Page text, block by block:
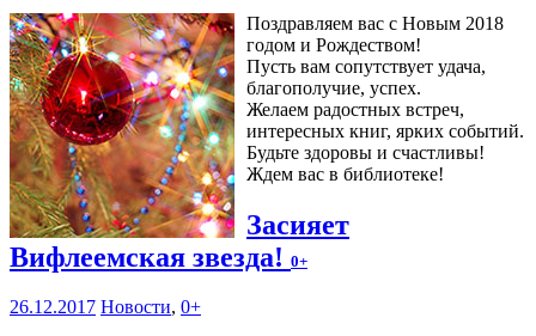
Поздравляем вас с Новым 2018
годом и Рождеством!
Пусть вам сопутствует удача,
благополучие, успех.
Желаем радостных встреч,
интересных книг, ярких событий.
Будьте здоровы и счастливы!
Ждем вас в библиотеке!
Засияет
Вифлеемская звезда! 0+
26.12.2017 Новости, 0+